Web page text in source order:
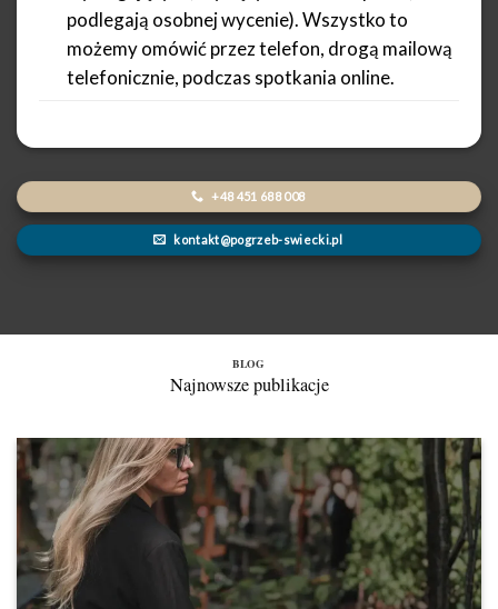
podlegają osobnej wycenie). Wszystko to
możemy omówić przez telefon, drogą mailową
telefonicznie, podczas spotkania online.
+48 451 688 008
kontakt@pogrzeb-swiecki.pl
BLOG
Najnowsze publikacje